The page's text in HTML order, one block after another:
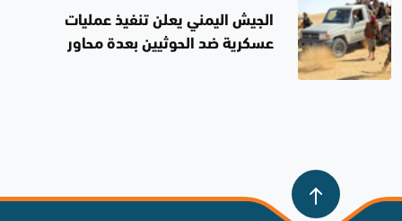
الجيش اليمني يعلن تنفيذ عمليات
عسكرية ضد الحوثيين بعدة محاور